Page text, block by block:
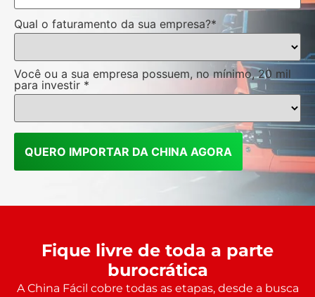
Qual o faturamento da sua empresa?*
Você ou a sua empresa possuem, no mínimo, 20 mil
para investir *
QUERO IMPORTAR DA CHINA AGORA
Fique livre de toda a parte
burocrática
A China Fácil cobre todas as etapas, desde a busca